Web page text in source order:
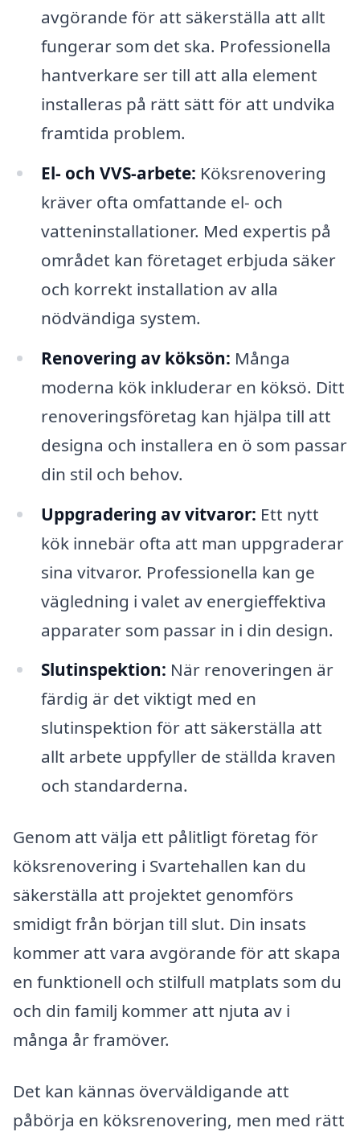
avgörande för att säkerställa att allt
fungerar som det ska. Professionella
hantverkare ser till att alla element
installeras på rätt sätt för att undvika
framtida problem.
El- och VVS-arbete: Köksrenovering
kräver ofta omfattande el- och
vatteninstallationer. Med expertis på
området kan företaget erbjuda säker
och korrekt installation av alla
nödvändiga system.
Renovering av köksön: Många
moderna kök inkluderar en köksö. Ditt
renoveringsföretag kan hjälpa till att
designa och installera en ö som passar
din stil och behov.
Uppgradering av vitvaror: Ett nytt
kök innebär ofta att man uppgraderar
sina vitvaror. Professionella kan ge
vägledning i valet av energieffektiva
apparater som passar in i din design.
Slutinspektion: När renoveringen är
färdig är det viktigt med en
slutinspektion för att säkerställa att
allt arbete uppfyller de ställda kraven
och standarderna.
Genom att välja ett pålitligt företag för
köksrenovering i Svartehallen kan du
säkerställa att projektet genomförs
smidigt från början till slut. Din insats
kommer att vara avgörande för att skapa
en funktionell och stilfull matplats som du
och din familj kommer att njuta av i
många år framöver.
Det kan kännas överväldigande att
påbörja en köksrenovering, men med rätt